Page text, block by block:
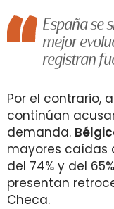
España se
mejor
registran
Por el contrario,
continúan
demanda.
mayores caídas
del 74% y del
presentan
Checa.